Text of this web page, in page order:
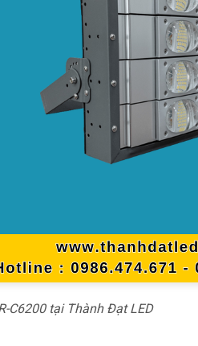
C6200 tại Thành Đạt LED